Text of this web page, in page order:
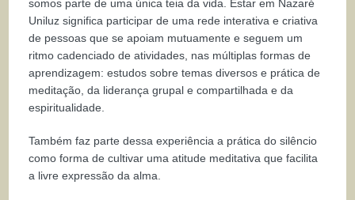
somos parte de uma única teia da vida. Estar em Nazaré
Uniluz significa participar de uma rede interativa e criativa
de pessoas que se apoiam mutuamente e seguem um
ritmo cadenciado de atividades, nas múltiplas formas de
aprendizagem: estudos sobre temas diversos e prática de
meditação, da liderança grupal e compartilhada e da
espiritualidade.
Também faz parte dessa experiência a prática do silêncio
como forma de cultivar uma atitude meditativa que facilita
a livre expressão da alma.